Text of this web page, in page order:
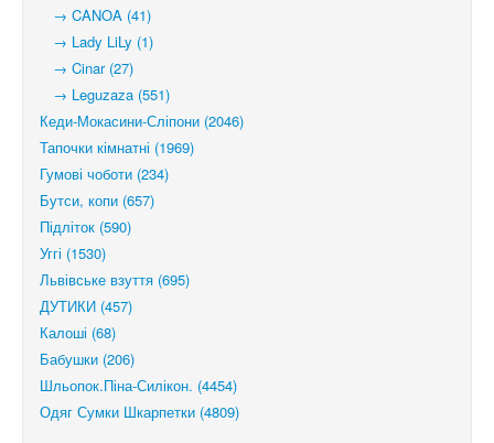
→ CANOA (41)
→ Lady LiLy (1)
→ Cinar (27)
→ Leguzaza (551)
Кеди-Мокасини-Сліпони (2046)
Тапочки кімнатні (1969)
Гумові чоботи (234)
Бутси, копи (657)
Підліток (590)
Уггі (1530)
Львівське взуття (695)
ДУТИКИ (457)
Калоші (68)
Бабушки (206)
Шльопок.Піна-Силікон. (4454)
Одяг Сумки Шкарпетки (4809)